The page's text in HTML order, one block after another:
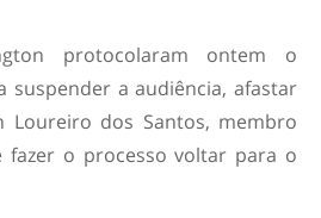
protocolaram ontem o
suspender a audiência, afastar
Loureiro dos Santos, membro
fazer o processo voltar para o